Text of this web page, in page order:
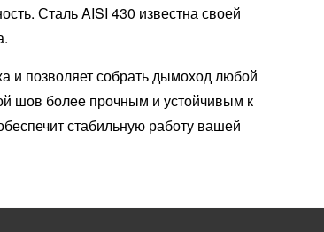
Сталь AISI 430 известна своей
и позволяет собрать дымоход любой
шов более прочным и устойчивым к
стабильную работу вашей